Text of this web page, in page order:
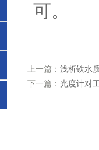
可。
上一篇： 浅析铁水
下一篇： 光度计对